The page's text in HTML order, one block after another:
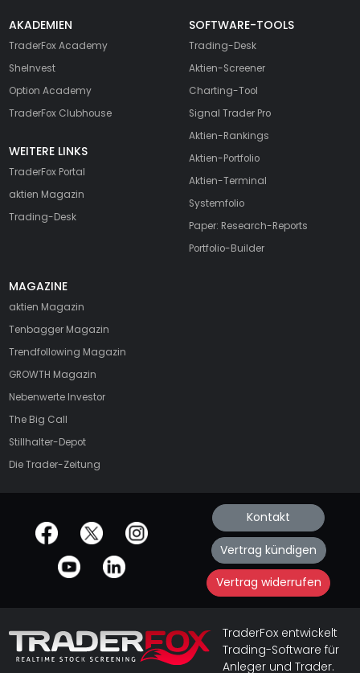
AKADEMIEN
TraderFox Academy
SheInvest
Option Academy
TraderFox Clubhouse
WEITERE LINKS
TraderFox Portal
aktien Magazin
Trading-Desk
SOFTWARE-TOOLS
Trading-Desk
Aktien-Screener
Charting-Tool
Signal Trader Pro
Aktien-Rankings
Aktien-Portfolio
Aktien-Terminal
Systemfolio
Paper: Research-Reports
Portfolio-Builder
MAGAZINE
aktien Magazin
Tenbagger Magazin
Trendfollowing Magazin
GROWTH Magazin
Nebenwerte Investor
The Big Call
Stillhalter-Depot
Die Trader-Zeitung
offizielle Social Media-Accounts Kontakt
Vertrag kündigen
Vertrag widerrufen
TraderFox entwickelt
Trading-Software für
Anleger und Trader.